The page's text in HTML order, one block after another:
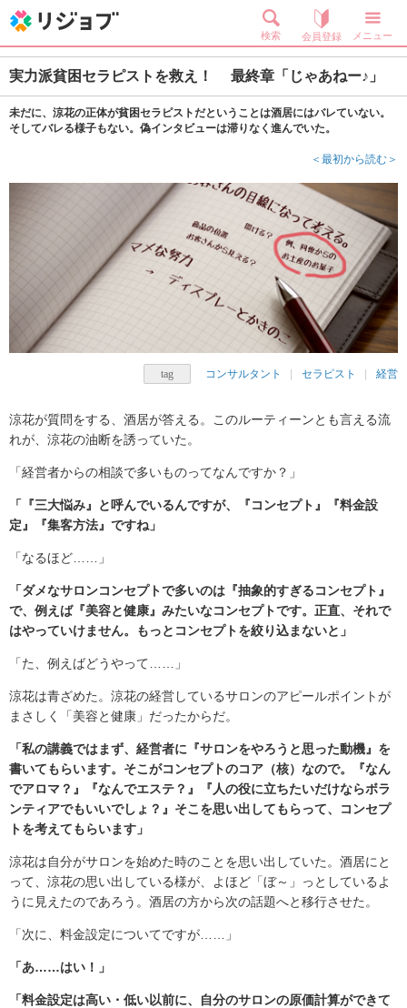
検索 会員登録 メニュー
実力派貧困セラピストを救え！ 最終章「じゃあねー♪」
未だに、涼花の正体が貧困セラピストだということは酒居にはバレていない。
そしてバレる様子もない。偽インタビューは滞りなく進んでいた。
＜最初から読む＞
コンサルタント セラピスト 経営
涼花が質問をする、酒居が答える。このルーティーンとも言える流
れが、涼花の油断を誘っていた。
「経営者からの相談で多いものってなんですか？」
「『三大悩み』と呼んでいるんですが、『コンセプト』『料金設
定』『集客方法』ですね」
「なるほど……」
「ダメなサロンコンセプトで多いのは『抽象的すぎるコンセプト』
で、例えば『美容と健康』みたいなコンセプトです。正直、それで
はやっていけません。もっとコンセプトを絞り込まないと」
「た、例えばどうやって……」
涼花は青ざめた。涼花の経営しているサロンのアピールポイントが
まさしく「美容と健康」だったからだ。
「私の講義ではまず、経営者に『サロンをやろうと思った動機』を
書いてもらいます。そこがコンセプトのコア（核）なので。『なん
でアロマ？』『なんでエステ？』『人の役に立ちたいだけならボラ
ンティアでもいいでしょ？』そこを思い出してもらって、コンセプ
トを考えてもらいます」
涼花は自分がサロンを始めた時のことを思い出していた。酒居にと
って、涼花の思い出している様が、よほど「ぼ～」っとしているよ
うに見えたのであろう。酒居の方から次の話題へと移行させた。
「次に、料金設定についてですが……」
「あ……はい！」
「料金設定は高い・低い以前に、自分のサロンの原価計算ができて